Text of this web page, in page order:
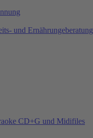
und Ernährungeberatung
CD+G und Midifiles